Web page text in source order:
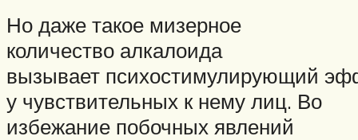
Но даже такое мизерное
количество алкалоида
вызывает психостимулирующий
у чувствительных к нему лиц. Во
избежание побочных явлений